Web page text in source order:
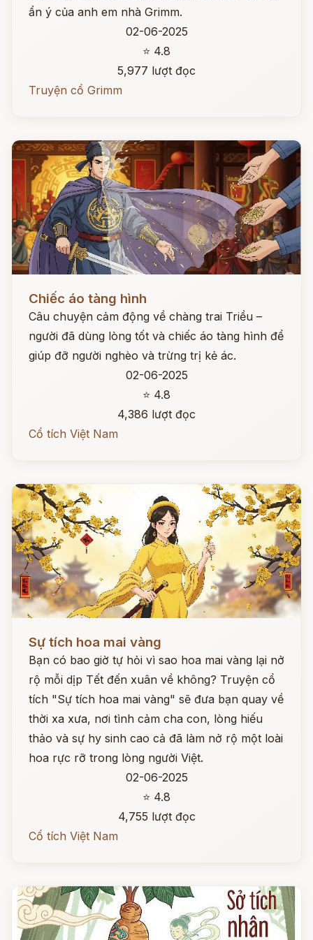
ẩn ý của anh em nhà Grimm.
02-06-2025
⭐ 4.8
5,977 lượt đọc
Truyện cổ Grimm
Đọc ngay
Chiếc áo tàng hình
Câu chuyện cảm động về chàng trai Triều –
người đã dùng lòng tốt và chiếc áo tàng hình để
giúp đỡ người nghèo và trừng trị kẻ ác.
02-06-2025
⭐ 4.8
4,386 lượt đọc
Cổ tích Việt Nam
Sự tích hoa mai vàng
Bạn có bao giờ tự hỏi vì sao hoa mai vàng lại nở
rộ mỗi dịp Tết đến xuân về không? Truyện cổ
tích "Sự tích hoa mai vàng" sẽ đưa bạn quay về
thời xa xưa, nơi tình cảm cha con, lòng hiếu
thảo và sự hy sinh cao cả đã làm nở rộ một loài
hoa rực rỡ trong lòng người Việt.
02-06-2025
⭐ 4.8
4,755 lượt đọc
Cổ tích Việt Nam